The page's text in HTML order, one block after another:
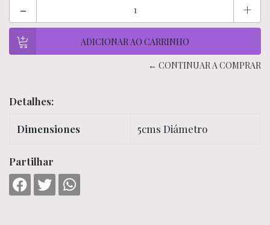
- +
← CONTINUAR A COMPRAR
Detalhes:
Dimensiones 5cms Diámetro
Partilhar